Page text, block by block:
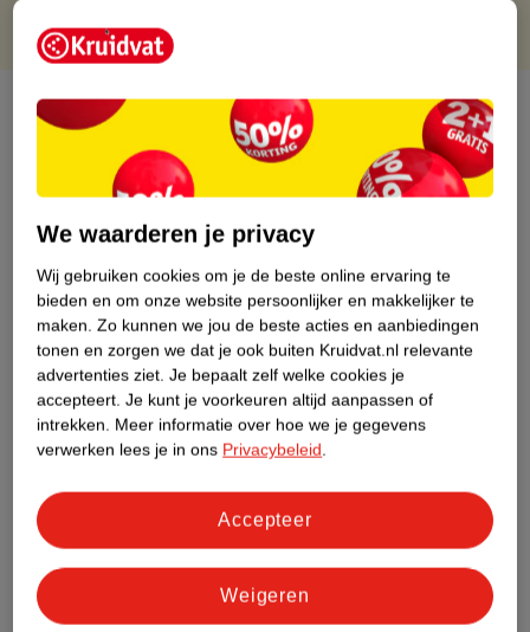
Over dit product
Productinformatie
Etiketinformatie
Nature Impact Score
Dit product heeft (nog) geen Nature
Impact Score.
Meer informatie
Bekijk ook
MeerDreft Alle Afwasmiddel
We waarderen je privacy
Wij gebruiken cookies om je de beste online ervaring te
bieden en om onze website persoonlijker en makkelijker te
maken. Zo kunnen we jou de beste acties en aanbiedingen
tonen en zorgen we dat je ook buiten Kruidvat.nl relevante
advertenties ziet. Je bepaalt zelf welke cookies je
accepteert. Je kunt je voorkeuren altijd aanpassen of
intrekken. Meer informatie over hoe we je gegevens
verwerken lees je in ons Privacybeleid.
Weigeren
Accepteer